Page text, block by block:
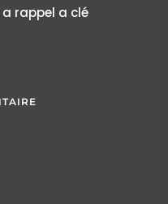
rappel a clé